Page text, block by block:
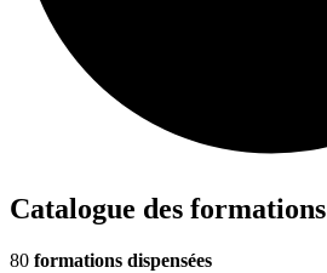
Catalogue des formations
80 formations dispensées